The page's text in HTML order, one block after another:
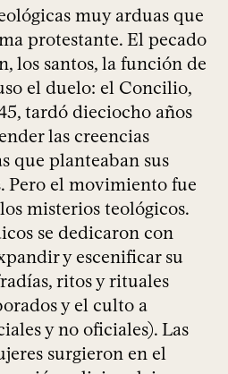
muy arduas que
protestante. El pecado
los santos, la función de
el duelo: el Concilio,
tardó dieciocho años
las creencias
que planteaban sus
Pero el movimiento fue
misterios teológicos.
se dedicaron con
y escenificar su
ritos y rituales
y el culto a
y no oficiales). Las
surgieron en el